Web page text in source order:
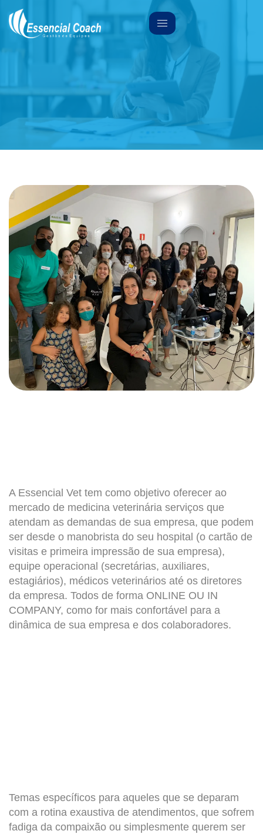
A Essencial Vet tem como objetivo oferecer ao
mercado de medicina veterinária serviços que
atendam as demandas de sua empresa, que podem
ser desde o manobrista do seu hospital (o cartão de
visitas e primeira impressão de sua empresa),
equipe operacional (secretárias, auxiliares,
estagiários), médicos veterinários até os diretores
da empresa. Todos de forma ONLINE OU IN
COMPANY, como for mais confortável para a
dinâmica de sua empresa e dos colaboradores.
Temas específicos para aqueles que se deparam
com a rotina exaustiva de atendimentos, que sofrem
fadiga da compaixão ou simplesmente querem ser